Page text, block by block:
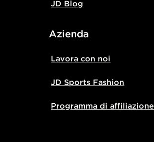
JD Blog
Azienda
Lavora con noi
JD Sports Fashion
Programma di affiliazione